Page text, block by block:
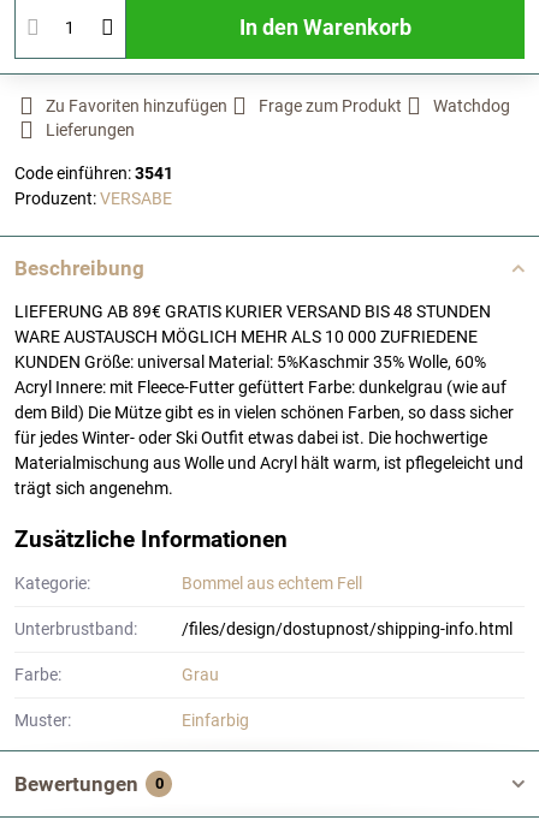
In den Warenkorb
Zu Favoriten hinzufügen Frage zum Produkt
Watchdog
Lieferungen
Code einführen:3541
Produzent:VERSABE
Beschreibung
LIEFERUNG AB 89€ GRATIS KURIER VERSAND BIS 48 STUNDEN
WARE AUSTAUSCH MÖGLICH MEHR ALS 10 000 ZUFRIEDENE
KUNDEN Größe: universal Material: 5%Kaschmir 35% Wolle, 60%
Acryl Innere: mit Fleece-Futter gefüttert Farbe: dunkelgrau (wie auf
dem Bild) Die Mütze gibt es in vielen schönen Farben, so dass sicher
für jedes Winter- oder Ski Outfit etwas dabei ist. Die hochwertige
Materialmischung aus Wolle und Acryl hält warm, ist pflegeleicht und
trägt sich angenehm.
Zusätzliche Informationen
Kategorie: Bommel aus echtem Fell
Unterbrustband: /files/design/dostupnost/shipping-info.html
Farbe: Grau
Muster: Einfarbig
Bewertungen 0